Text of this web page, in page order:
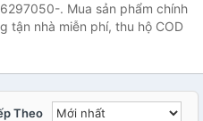
. Mua sản phẩm chính
tận nhà miễn phí, thu hộ COD
Theo